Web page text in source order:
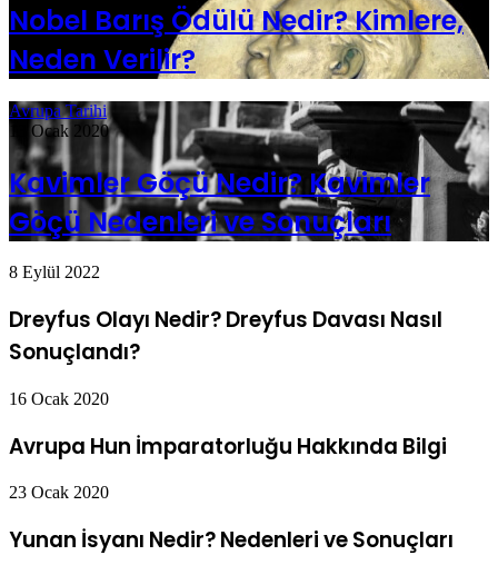
Nobel Barış Ödülü Nedir? Kimlere,
Neden Verilir?
Avrupa Tarihi
13 Ocak 2020
Kavimler Göçü Nedir? Kavimler
Göçü Nedenleri ve Sonuçları
8 Eylül 2022
Dreyfus Olayı Nedir? Dreyfus Davası Nasıl
Sonuçlandı?
16 Ocak 2020
Avrupa Hun İmparatorluğu Hakkında Bilgi
23 Ocak 2020
Yunan İsyanı Nedir? Nedenleri ve Sonuçları